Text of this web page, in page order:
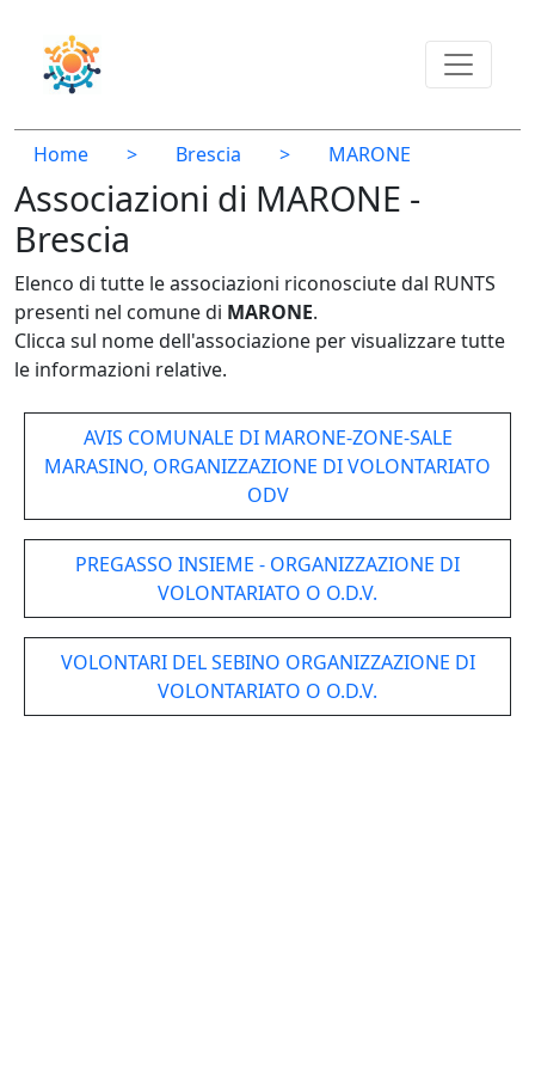
Home > Brescia > MARONE
Associazioni di MARONE -
Brescia
Elenco di tutte le associazioni riconosciute dal RUNTS
presenti nel comune di MARONE.
Clicca sul nome dell'associazione per visualizzare tutte
le informazioni relative.
AVIS COMUNALE DI MARONE-ZONE-SALE
MARASINO, ORGANIZZAZIONE DI VOLONTARIATO
ODV
PREGASSO INSIEME - ORGANIZZAZIONE DI
VOLONTARIATO O O.D.V.
VOLONTARI DEL SEBINO ORGANIZZAZIONE DI
VOLONTARIATO O O.D.V.